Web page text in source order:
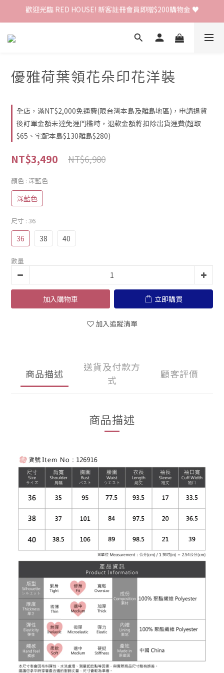
歡迎光臨 RED HOUSE! 新客註冊會員即贈$200購物金 ♥
歡迎光臨 RED HOUSE! 新客註冊會員即贈$200購物金 ♥
優雅荷葉領花朵印花洋裝
全店，滿NT$2,000免運費(限台灣本島及離島地區)，申請退貨
後訂單金額未達免運門檻時，退款金額將扣除出貨運費(超取
$65、宅配本島$130離島$280)
NT$3,490 NT$6,980
顏色 : 深藍色
深藍色
尺寸 : 36
36 38 40
數量
加入購物車 立即購買
加入追蹤清單
商品描述
送貨及付款方
式
顧客評價
商品描述